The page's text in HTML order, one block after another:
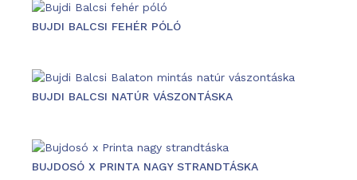
BUJDI BALCSI FEHÉR PÓLÓ
BUJDI BALCSI NATÚR VÁSZONTÁSKA
BUJDOSÓ X PRINTA NAGY STRANDTÁSKA